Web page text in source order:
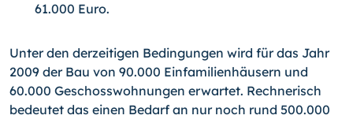
61.000 Euro.
Unter den derzeitigen Bedingungen wird für das Jahr
2009 der Bau von 90.000 Einfamilienhäusern und
60.000 Geschosswohnungen erwartet. Rechnerisch
bedeutet das einen Bedarf an nur noch rund 500.000